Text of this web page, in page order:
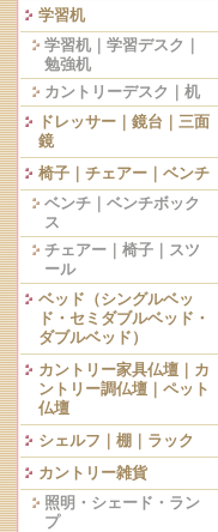
学習机
学習机｜学習デスク｜
勉強机
カントリーデスク｜机
ドレッサー｜鏡台｜三面
鏡
椅子｜チェアー｜ベンチ
ベンチ｜ベンチボック
ス
チェアー｜椅子｜スツ
ール
ベッド（シングルベッ
ド・セミダブルベッド・
ダブルベッド）
カントリー家具仏壇｜カ
ントリー調仏壇｜ペット
仏壇
シェルフ｜棚｜ラック
カントリー雑貨
照明・シェード・ラン
プ